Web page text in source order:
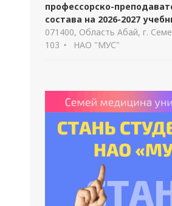
профессорско-
состава на 2026-2027
071400, Область Абай, г.
103
НАО "МУС"